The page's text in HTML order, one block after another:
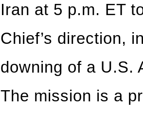
Iran at 5 p.m. ET
Chief’s direction,
downing of a U.S.
The mission is a